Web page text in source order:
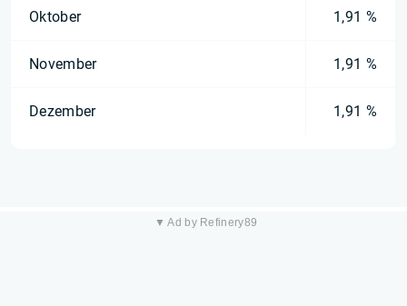
Oktober 1,91 %
November 1,91 %
Dezember 1,91 %
▼ Ad by Refinery89